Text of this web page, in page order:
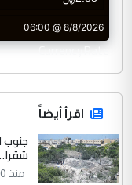
CurrencyRate
اقرأ أيضاً
جنوب
منذ 10 ساعة